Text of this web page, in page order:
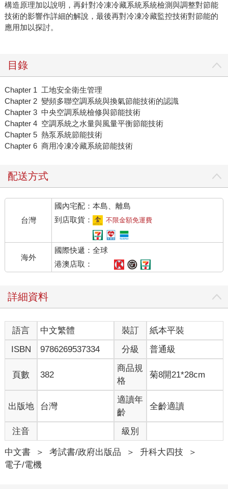
構造原理加以說明，再針對冷凍冷藏系統系統檢測與調整對節能
技術的影響作詳細的解說，最後再對冷凍冷藏監控技術對節能的
應用加以探討。
目錄
Chapter 1 工地安全衛生管理
Chapter 2 變頻多聯空調系統與換氣節能技術的認識
Chapter 3 中央空調系統檢修與節能技術
Chapter 4 空調系統之水量與風量平衡節能技術
Chapter 5 熱泵系統節能技術
Chapter 6 商用冷凍冷藏系統節能技術
配送方式
台灣
國內宅配：本島、離島
到店取貨：
不限金額免運費
海外
國際快遞：全球
港澳店取：
詳細資料
語言 中文繁體 裝訂
紙本平裝
ISBN
9786269537334 分級 普通級
頁數 382
商品規
格
菊8開21*28cm
出版地 台灣
適讀年
齡
全齡適讀
注音 級別
中文書 ＞ 考試書/政府出版品 ＞ 升科大四技
＞
電子/電機